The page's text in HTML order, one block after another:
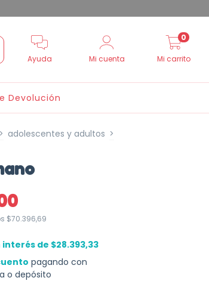
Ayuda Mi cuenta Mi carrito
0
Devolución
> adolescentes y adultos >
$70.396,69
interés de $28.393,33
pagando con
o depósito